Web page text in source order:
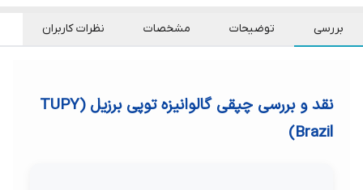
بررسی توضیحات مشخصات نظرات کاربران
نقد و بررسی چپقی گالوانیزه توپی برزیل (TUPY
Brazil)